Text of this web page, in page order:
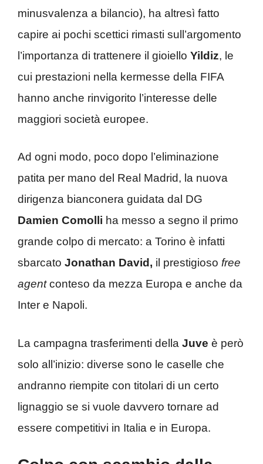
minusvalenza a bilancio), ha altresì fatto
capire ai pochi scettici rimasti sull’argomento
l’importanza di trattenere il gioiello Yildiz, le
cui prestazioni nella kermesse della FIFA
hanno anche rinvigorito l’interesse delle
maggiori società europee.
Ad ogni modo, poco dopo l’eliminazione
patita per mano del Real Madrid, la nuova
dirigenza bianconera guidata dal DG
Damien Comolli ha messo a segno il primo
grande colpo di mercato: a Torino è infatti
sbarcato Jonathan David, il prestigioso free
agentconteso da mezza Europa e anche da
Inter e Napoli.
La campagna trasferimenti della Juve è però
solo all’inizio: diverse sono le caselle che
andranno riempite con titolari di un certo
lignaggio se si vuole davvero tornare ad
essere competitivi in Italia e in Europa.